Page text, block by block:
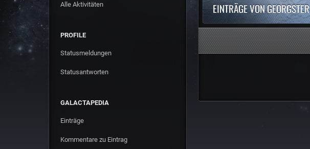
Alle Aktivitäten
PROFILE
Statusmeldungen
Statusantworten
GALACTAPEDIA
Einträge
Kommentare zu Eintrag
EINTRÄGE VON GEORGSTER